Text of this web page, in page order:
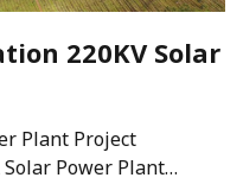
220KV Solar